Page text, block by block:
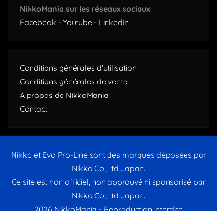
NikkoMania sur les réseaux sociaux
Facebook - Youtube - LinkedIn
Conditions générales d'utilisation
Conditions générales de vente
A propos de NikkoMania
Contact
Nikko et Evo Pro-Line sont des marques déposées par
Nikko Co.,Ltd Japan.
Ce site est non officiel, non approuvé ni sponsorisé par
Nikko Co.,Ltd Japan.